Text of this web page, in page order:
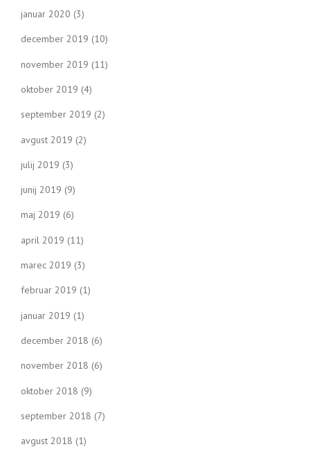
januar 2020 (3)
december 2019 (10)
november 2019 (11)
oktober 2019 (4)
september 2019 (2)
avgust 2019 (2)
julij 2019 (3)
junij 2019 (9)
maj 2019 (6)
april 2019 (11)
marec 2019 (3)
februar 2019 (1)
januar 2019 (1)
december 2018 (6)
november 2018 (6)
oktober 2018 (9)
september 2018 (7)
avgust 2018 (1)